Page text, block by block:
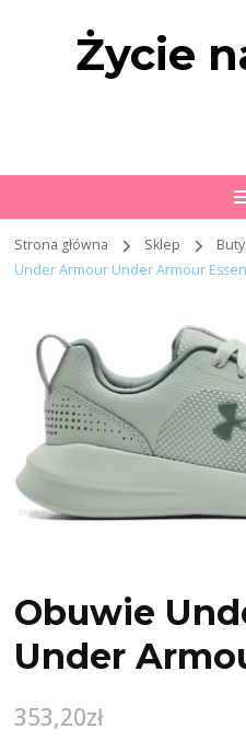
Życie
Strona główna Sklep
Under Armour Under Armour
Obuwie
Under
353,20zł